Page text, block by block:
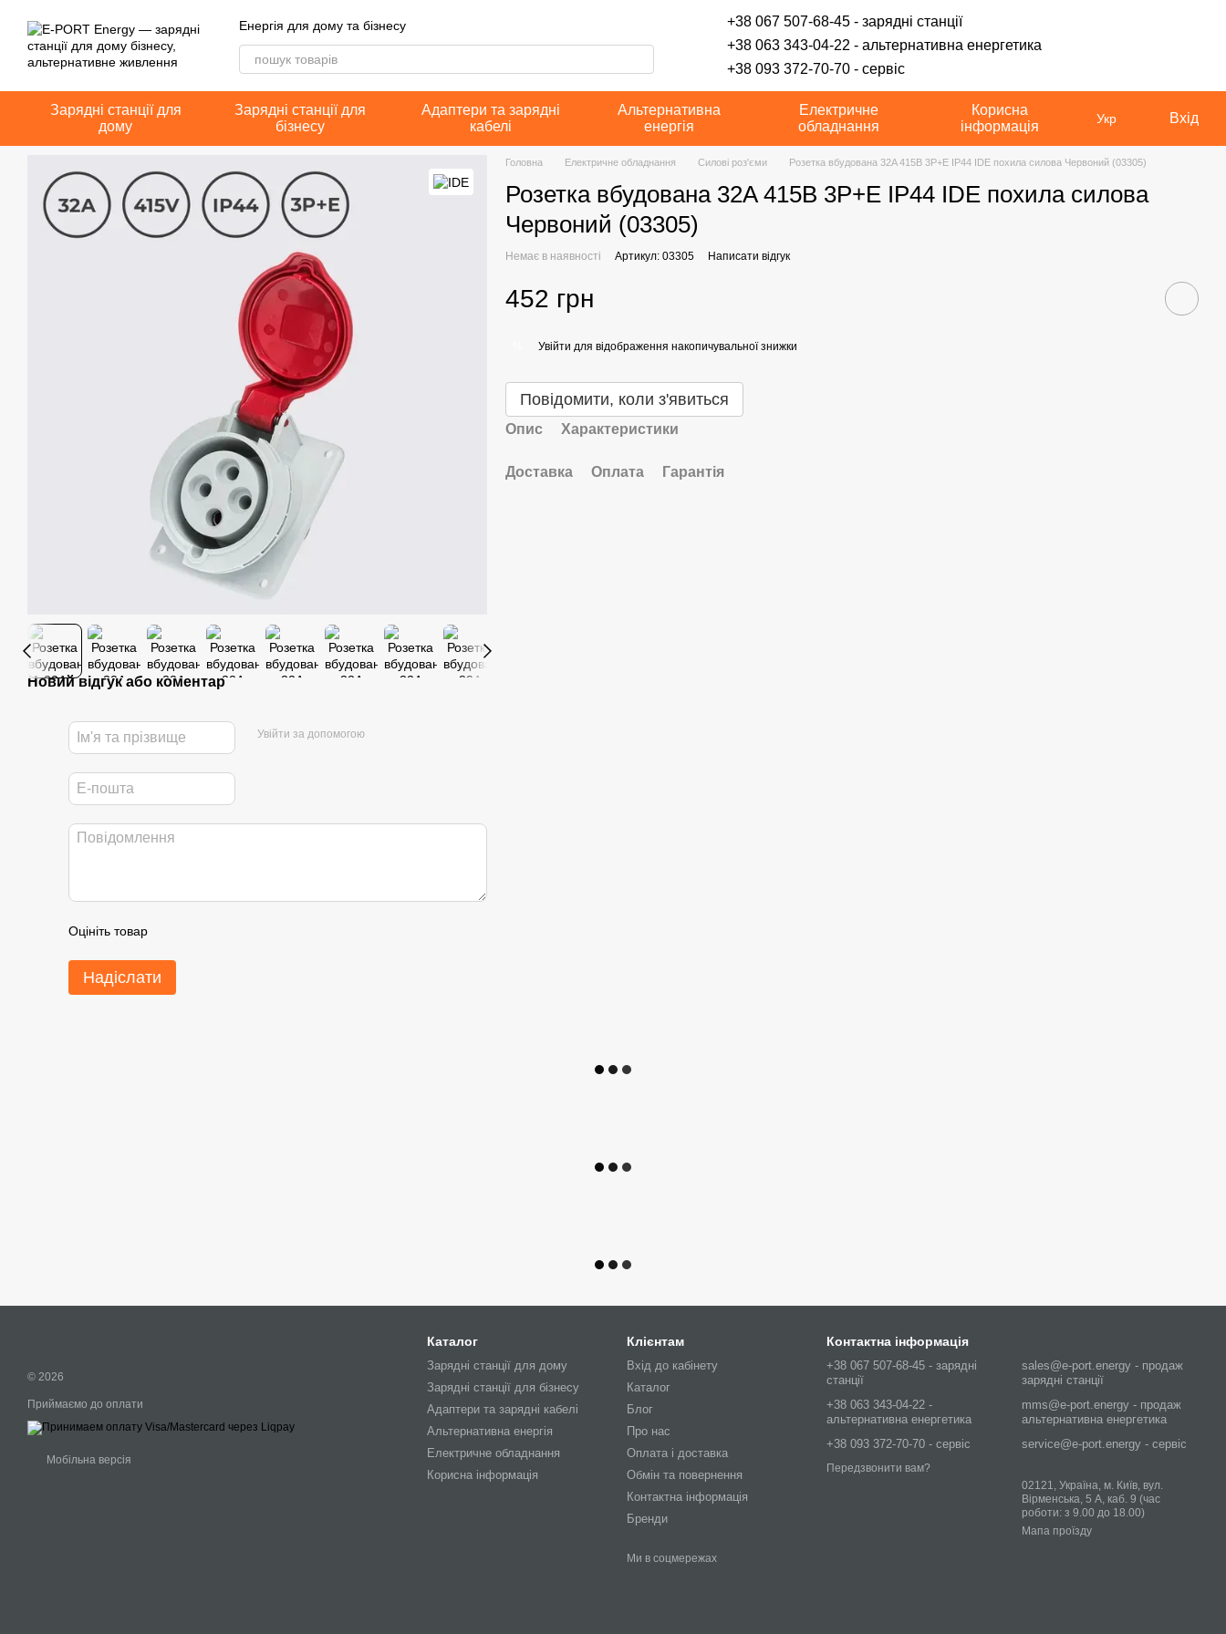
Енергія для дому та бізнесу
+38 067 507-68-45 - зарядні станції
+38 063 343-04-22 - альтернативна енергетика
+38 093 372-70-70 - сервіс
Зарядні станції для
дому
Зарядні станції для
бізнесу
Адаптери та зарядні
кабелі
Альтернативна
енергія
Електричне
обладнання
Корисна
інформація
Укр Вхід
Новий відгук або коментар
Увійти за допомогою
Оцініть товар
Надіслати
Головна Електричне обладнання Силові роз'єми Розетка вбудована 32A 415В 3P+E IP44 IDE похила силова Червоний (03305)
Розетка вбудована 32A 415В 3P+E IP44 IDE похила силова
Червоний (03305)
Немає в наявності Артикул: 03305 Написати відгук
452 грн
Увійти для відображення накопичувальної знижки
Повідомити, коли з'явиться
Опис Характеристики
Доставка Оплата Гарантія
© 2026
Приймаємо до оплати
Мобільна версія
Каталог
Зарядні станції для дому
Зарядні станції для бізнесу
Адаптери та зарядні кабелі
Альтернативна енергія
Електричне обладнання
Корисна інформація
Клієнтам
Вхід до кабінету
Каталог
Блог
Про нас
Оплата і доставка
Обмін та повернення
Контактна інформація
Бренди
Ми в соцмережах
Контактна інформація
+38 067 507-68-45 - зарядні
станції
+38 063 343-04-22 -
альтернативна енергетика
+38 093 372-70-70 - сервіс
Передзвонити вам?
sales@e-port.energy - продаж
зарядні станції
mms@e-port.energy - продаж
альтернативна енергетика
service@e-port.energy - сервіс
02121, Україна, м. Київ, вул.
Вірменська, 5 А, каб. 9 (час
роботи: з 9.00 до 18.00)
Мапа проїзду